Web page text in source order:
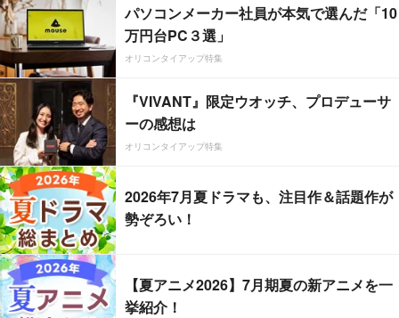
パソコンメーカー社員が本気で選んだ「10
万円台PC３選」
オリコンタイアップ特集
『VIVANT』限定ウオッチ、プロデューサ
ーの感想は
オリコンタイアップ特集
2026年7月夏ドラマも、注目作＆話題作が
勢ぞろい！
【夏アニメ2026】7月期夏の新アニメを一
挙紹介！